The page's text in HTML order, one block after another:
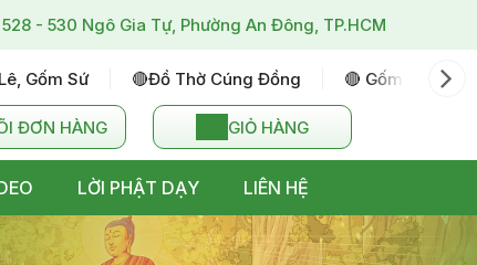
- 530 Ngô Gia Tự, Phường An Đông, TP.HCM
Gốm Sứ 🔴đồ Thờ Cúng Đồng 🔴 Gốm Sứ Bát
ĐƠN HÀNG GIỎ HÀNG
LỜI PHẬT DẠY LIÊN HỆ